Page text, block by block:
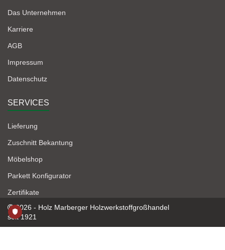
Das Unternehmen
Karriere
AGB
Impressum
Datenschutz
SERVICES
Lieferung
Zuschnitt Bekantung
Möbelshop
Parkett Konfigurator
Zertifikate
2026 - Holz Marberger Holzwerkstoffgroßhandel
seit 1921